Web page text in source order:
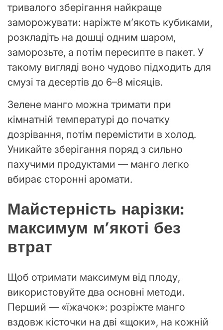
тривалого зберігання найкраще
заморожувати: наріжте м’якоть кубиками,
розкладіть на дошці одним шаром,
заморозьте, а потім пересипте в пакет. У
такому вигляді воно чудово підходить для
смузі та десертів до 6–8 місяців.
Зелене манго можна тримати при
кімнатній температурі до початку
дозрівання, потім перемістити в холод.
Уникайте зберігання поряд з сильно
пахучими продуктами — манго легко
вбирає сторонні аромати.
Майстерність нарізки:
максимум м’якоті без
втрат
Щоб отримати максимум від плоду,
використовуйте два основні методи.
Перший — «їжачок»: розріжте манго
вздовж кісточки на дві «щоки», на кожній